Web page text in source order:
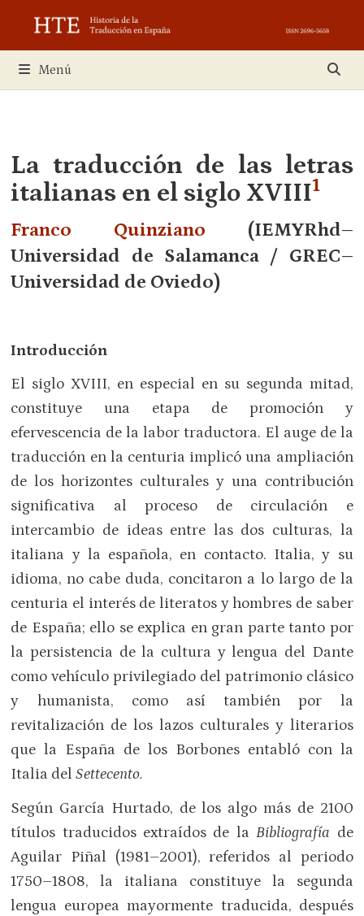
contenido
Menú
La traducción de las letras
italianas en el siglo XVIII1
Franco Quinziano (IEMYRhd–
Universidad de Salamanca / GREC–
Universidad de Oviedo)
Introducción
El siglo XVIII, en especial en su segunda mitad,
constituye una etapa de promoción y
efervescencia de la labor traductora. El auge de la
traducción en la centuria implicó una ampliación
de los horizontes culturales y una contribución
significativa al proceso de circulación e
intercambio de ideas entre las dos culturas, la
italiana y la española, en contacto. Italia, y su
idioma, no cabe duda, concitaron a lo largo de la
centuria el interés de literatos y hombres de saber
de España; ello se explica en gran parte tanto por
la persistencia de la cultura y lengua del Dante
como vehículo privilegiado del patrimonio clásico
y humanista, como así también por la
revitalización de los lazos culturales y literarios
que la España de los Borbones entabló con la
Italia delSettecento.
Según García Hurtado, de los algo más de 2100
títulos traducidos extraídos de laBibliografía de
Aguilar Piñal (1981–2001), referidos al periodo
1750–1808, la italiana constituye la segunda
lengua europea mayormente traducida, después